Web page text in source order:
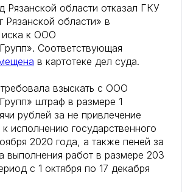
Рязанской области отказал ГКУ
Рязанской области» в
иска к ООО
Соответствующая
в картотеке дел суда.
взыскать с ООО
штраф в размере 1
рублей за не привлечение
исполнению государственного
2020 года, а также пеней за
выполнения работ в размере 203
с 1 октября по 17 декабря